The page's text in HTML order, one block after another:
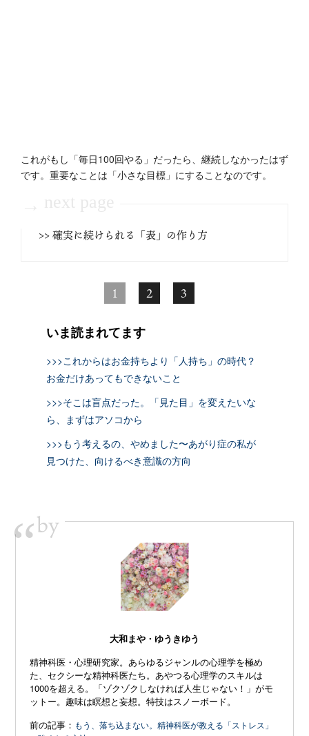
これがもし「毎日100回やる」だったら、継続しなかったはず
です。重要なことは「小さな目標」にすることなのです。
>> 確実に続けられる「表」の作り方
1 2 3
いま読まれてます
>>>これからはお金持ちより「人持ち」の時代？
お金だけあってもできないこと
>>>そこは盲点だった。「見た目」を変えたいな
ら、まずはアソコから
>>>もう考えるの、やめました〜あがり症の私が
見つけた、向けるべき意識の方向
“by
大和まや・ゆうきゆう
精神科医・心理研究家。あらゆるジャンルの心理学を極め
た、セクシーな精神科医たち。あやつる心理学のスキルは
1000を超える。「ゾクゾクしなければ人生じゃない！」がモ
ットー。趣味は瞑想と妄想。特技はスノーボード。
前の記事： もう、落ち込まない。精神科医が教える「ストレス」